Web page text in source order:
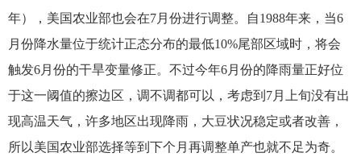
年），美国农业部也会在7月份进行调整。自1988年来，当6
月份降水量位于统计正态分布的最低10%尾部区域时，将会
触发6月份的干旱变量修正。不过今年6月份的降雨量正好位
于这一阈值的擦边区，调不调都可以，考虑到7月上旬没有出
现高温天气，许多地区出现降雨，大豆状况稳定或者改善，
所以美国农业部选择等到下个月再调整单产也就不足为奇。